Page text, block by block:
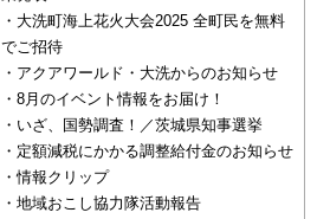
・大洗町海上花火大会2025 全町民を無料
でご招待
・アクアワールド・大洗からのお知らせ
・8月のイベント情報をお届け！
・いざ、国勢調査！／茨城県知事選挙
・定額減税にかかる調整給付金のお知らせ
・情報クリップ
・地域おこし協力隊活動報告